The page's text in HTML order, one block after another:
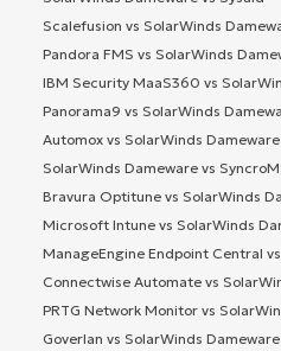
Scalefusion vs SolarWinds
Pandora FMS vs SolarWinds
IBM Security MaaS360 vs
Panorama9 vs SolarWinds
Automox vs SolarWinds Dameware
SolarWinds Dameware vs
Bravura Optitune vs SolarWinds
Microsoft Intune vs SolarWinds
ManageEngine Endpoint Central
Connectwise Automate vs
PRTG Network Monitor vs
Goverlan vs SolarWinds Dameware